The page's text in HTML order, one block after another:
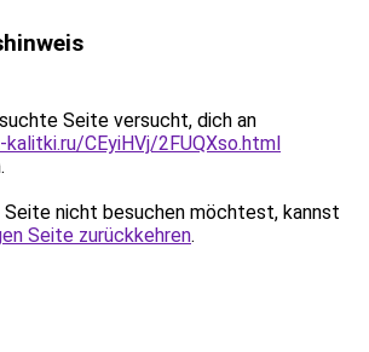
Seite versucht, dich an
CEyiHVj/2FUQXso.html
Seite nicht besuchen möchtest, kannst
Seite zurückkehren.